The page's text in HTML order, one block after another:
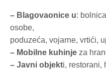
– Blagovaonice u:
osobe,
poduzeća, vojarne, vrtići,
– Mobilne kuhinje za
– Javni objekti, restorani,